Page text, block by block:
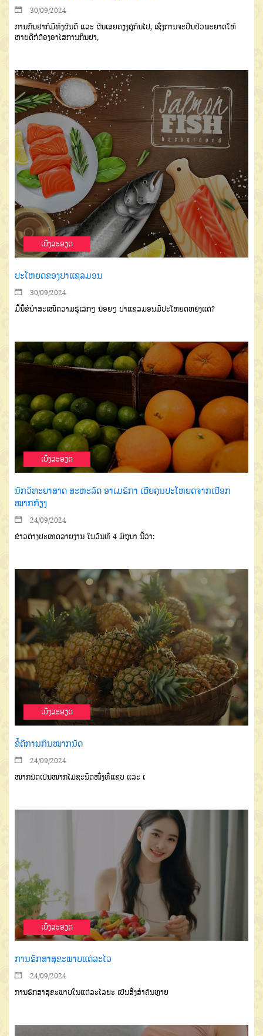
30/09/2024
ການກິນຢາກໍມີທັງຜົນດີ ແລະ ຜົນເສຍຄຽງຄູ່ກັນໄປ, ເຊິ່ງການຈະປິ່ນປົວພະຍາດໃຫ້
ຫາຍດີກໍຕ້ອງອາໄສການກິນຢາ,
ເບີ່ງລະອຽດ
ປະໂຫຍດຂອງປາແຊລມອນ
30/09/2024
ມື້ນີ້ຂໍນຳສະເໜີຄວາມຮູ້ເລັກໆ ນ້ອຍໆ ປາແຊລມອນມີປະໂຫຍດຫຍັງແດ່?
ເບີ່ງລະອຽດ
ນັກວິທະຍາສາດ ສະຫະລັດ ອາເມຣິກາ ເຜີຍຄຸນປະໂຫຍດຈາກເປືອກ
ໝາກກ້ຽງ
24/09/2024
ຂ່າວຕ່າງປະເທດລາຍງານ ໃນວັນທີ 4 ມິຖຸນາ ນີ້ວ່າ:
ເບີ່ງລະອຽດ
ຂໍ້ດີການກິນໝາກນັດ
24/09/2024
ໝາກນັດເປັນໝາກໄມ້ຊະນິດໜຶ່ງທີ່ແຊບ ແລະ ເ
ເບີ່ງລະອຽດ
ການຮັກສາສຸຂະພາບແຕ່ລະໄວ
24/09/2024
ການຮັກສາສຸຂະພາບໃນແຕ່ລະໄລຍະ ເປັນສີ່ງສຳຄັນຫຼາຍ